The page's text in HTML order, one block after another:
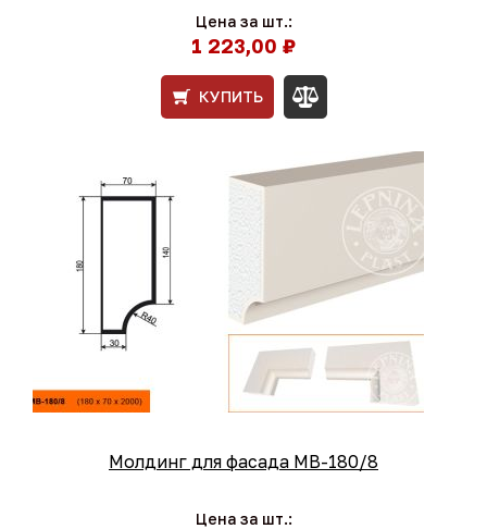
Цена за шт.:
1 223,00 ₽
КУПИТЬ
Молдинг для фасада МВ-180/8
Цена за шт.: